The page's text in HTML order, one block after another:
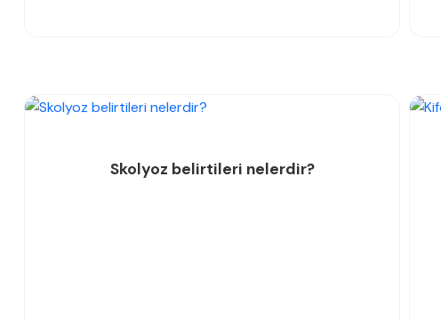
Skolyoz belirtileri nelerdir?